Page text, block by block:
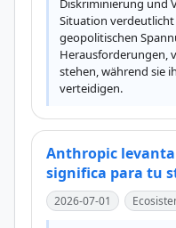
Diskriminierung und
Situation
geopolitischen
Herausforderungen,
stehen, während sie
verteidigen.
Anthropic
significa para tu
2026-07-01